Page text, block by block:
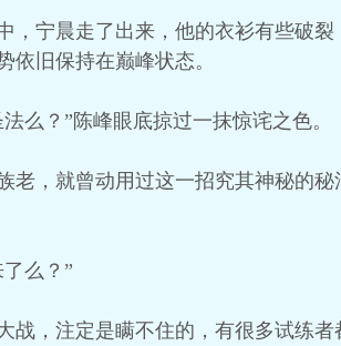
，宁晨走了出来，他的衣衫有些破
依旧保持在巅峰状态。
么？”陈峰眼底掠过一抹惊诧之色。
老，就曾动用过这一招究其神秘的
么？”
战，注定是瞒不住的，有很多试练